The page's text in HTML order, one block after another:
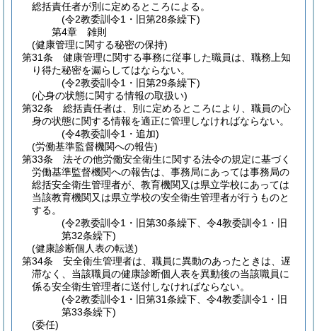
総括責任者が別に定めるところによる。
(令2教委訓令1・旧第28条繰下)
第4章
雑則
(健康管理に関する秘密の保持)
第31条
健康管理に関する事務に従事した職員は、職務上知
り得た秘密を漏らしてはならない。
(令2教委訓令1・旧第29条繰下)
(心身の状態に関する情報の取扱い)
第32条
総括責任者は、別に定めるところにより、職員の心
身の状態に関する情報を適正に管理しなければならない。
(令4教委訓令1・追加)
(労働基準監督機関への報告)
第33条
法その他労働安全衛生に関する法令の規定に基づく
労働基準監督機関への報告は、事務局にあっては事務局の
総括安全衛生管理者が、教育機関又は県立学校にあっては
当該教育機関又は県立学校の安全衛生管理者が行うものと
する。
(令2教委訓令1・旧第30条繰下、令4教委訓令1・旧
第32条繰下)
(健康診断個人表の転送)
第34条
安全衛生管理者は、職員に異動のあったときは、遅
滞なく、当該職員の健康診断個人表を異動後の当該職員に
係る安全衛生管理者に送付しなければならない。
(令2教委訓令1・旧第31条繰下、令4教委訓令1・旧
第33条繰下)
(委任)